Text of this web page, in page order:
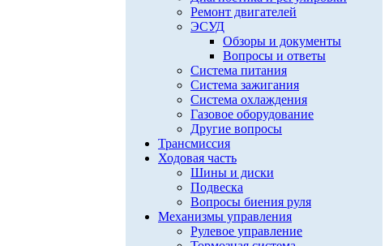
Ремонт двигателей
ЭСУД
Обзоры и документы
Вопросы и ответы
Система питания
Система зажигания
Система охлаждения
Газовое оборудование
Другие вопросы
Трансмиссия
Ходовая часть
Шины и диски
Подвеска
Вопросы биения руля
Механизмы управления
Рулевое управление